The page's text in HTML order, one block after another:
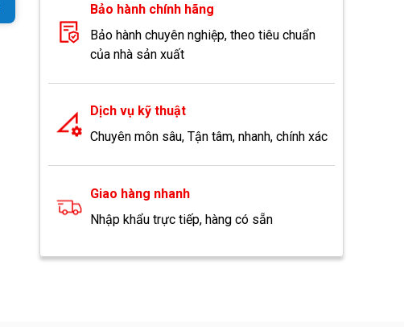
Bảo hành chính hãng
Bảo hành chuyên nghiệp, theo tiêu chuẩn
của nhà sản xuất
Dịch vụ kỹ thuật
Chuyên môn sâu, Tận tâm, nhanh, chính xác
Giao hàng nhanh
Nhập khẩu trực tiếp, hàng có sẵn